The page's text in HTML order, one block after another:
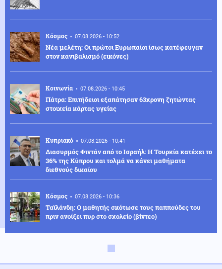
Κόσμος 07.08.2026 - 10:52
Νέα μελέτη: Οι πρώτοι Ευρωπαίοι ίσως κατέφευγαν
στον κανιβαλισμό (εικόνες)
Κοινωνία 07.08.2026 - 10:45
Πάτρα: Επιτήδειοι εξαπάτησαν 63χρονη ζητώντας
στοιχεία κάρτας υγείας
Κυπριακό 07.08.2026 - 10:41
Διασυρμός Φιντάν από το Ισραήλ: Η Τουρκία κατέχει το
36% της Κύπρου και τολμά να κάνει μαθήματα
διεθνούς δικαίου
Κόσμος 07.08.2026 - 10:36
Ταϊλάνδη: Ο μαθητής σκότωσε τους παππούδες του
πριν ανοίξει πυρ στο σχολείο (βίντεο)